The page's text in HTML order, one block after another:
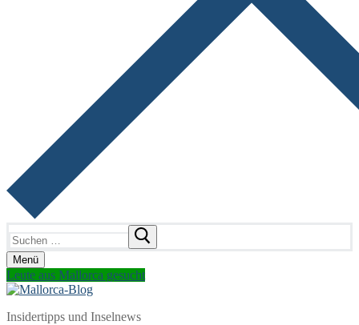
nach:
Menü
Leute aus Mallorca gesucht
Insidertipps und Inselnews